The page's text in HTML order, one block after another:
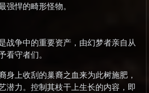
强悍的畸形怪物。
战争中的重要资产，由幻梦者亲自从
看守者们。
身上收刮的巢裔之血来为此树施肥，
潜力。控制其枝干上生长的内容，即